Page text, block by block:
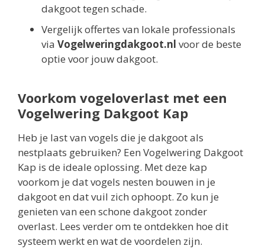
dakgoot tegen schade.
Vergelijk offertes van lokale professionals
via Vogelweringdakgoot.nl voor de beste
optie voor jouw dakgoot.
Voorkom vogeloverlast met een
Vogelwering Dakgoot Kap
Heb je last van vogels die je dakgoot als
nestplaats gebruiken? Een Vogelwering Dakgoot
Kap is de ideale oplossing. Met deze kap
voorkom je dat vogels nesten bouwen in je
dakgoot en dat vuil zich ophoopt. Zo kun je
genieten van een schone dakgoot zonder
overlast. Lees verder om te ontdekken hoe dit
systeem werkt en wat de voordelen zijn.